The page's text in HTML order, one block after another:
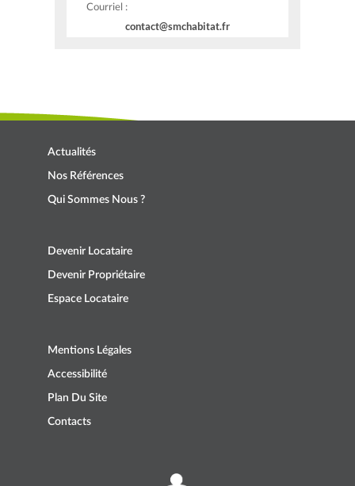
Courriel :
contact@smchabitat.fr
Actualités
Nos Références
Qui Sommes Nous ?
Devenir Locataire
Devenir Propriétaire
Espace Locataire
Mentions Légales
Accessibilité
Plan Du Site
Contacts